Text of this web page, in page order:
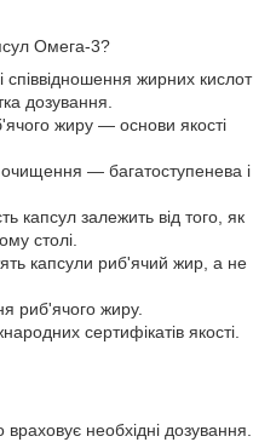
Омега-3?
співвідношення жирних кислот
дозування.
жиру — основи якості
— багатоступенева і
капсул залежить від того, як
столі.
капсули риб'ячий жир, а не
риб'ячого жиру.
сертифікатів якості.
необхідні дозування.